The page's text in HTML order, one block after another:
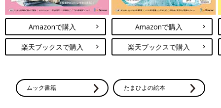
ます。
Amazonで購入
楽天ブックスで購入
Amazonで購入
楽天ブックスで購入
ムック書籍 たまひよの絵本